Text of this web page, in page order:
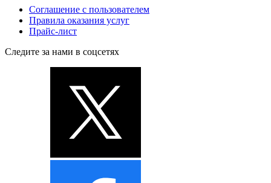
Соглашение с пользователем
Правила оказания услуг
Прайс-лист
Следите за нами в соцсетях